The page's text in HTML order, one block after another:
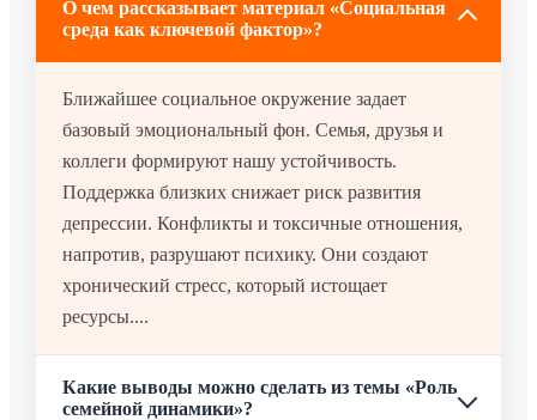
О чем рассказывает материал «Социальная
среда как ключевой фактор»?
Ближайшее социальное окружение задает
базовый эмоциональный фон. Семья, друзья и
коллеги формируют нашу устойчивость.
Поддержка близких снижает риск развития
депрессии. Конфликты и токсичные отношения,
напротив, разрушают психику. Они создают
хронический стресс, который истощает
ресурсы....
Какие выводы можно сделать из темы «Роль
семейной динамики»?